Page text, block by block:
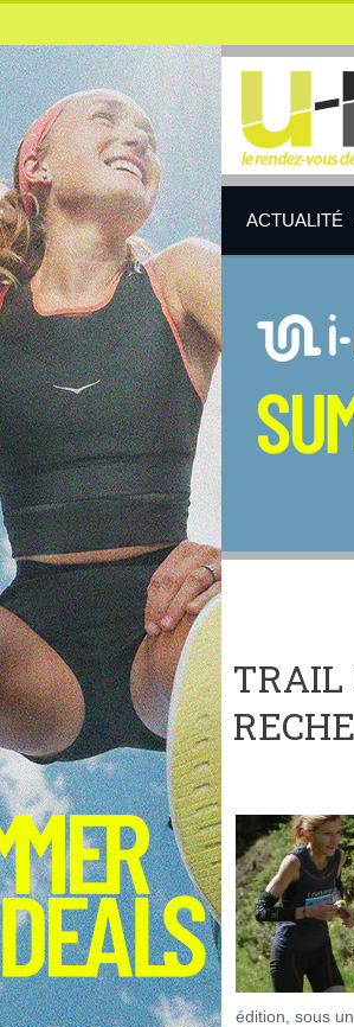
ACTUALITÉ
TRAIL
édition, sous